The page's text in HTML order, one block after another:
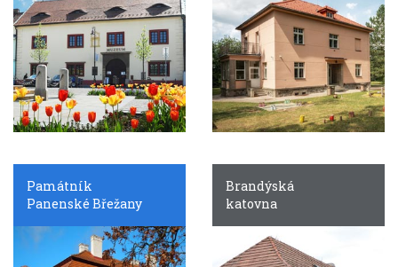
Památník
Panenské Břežany
Brandýská
katovna